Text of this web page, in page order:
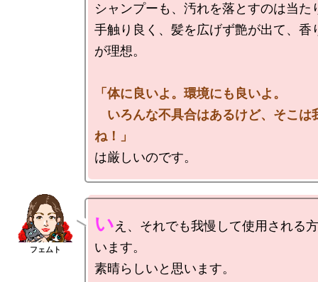
シャンプーも、汚れを落とすのは当た
手触り良く、髪を広げず艶が出て、香
が理想。
「体に良いよ。環境にも良いよ。
いろんな不具合はあるけど、そこは
ね！」
いえ、それでも我慢して使用される
います。
素晴らしいと思います。